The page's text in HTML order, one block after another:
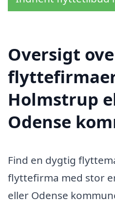
Oversigt
Holmstrup
Odense
Find en dygtig
flyttefirma med stor
eller Odense